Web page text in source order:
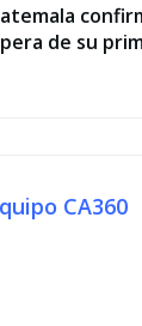
de su
CA360